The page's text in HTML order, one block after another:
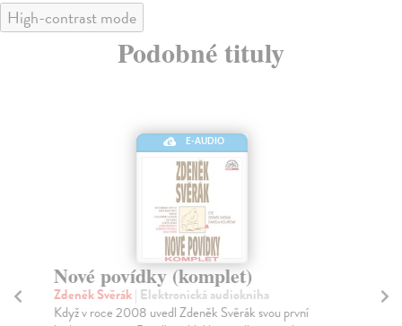
High-contrast mode
Podobné tituly
E-AUDIO
Nové povídky (komplet)
Zdeněk Svěrák| Elektronická audiokniha
Když v roce 2008 uvedl Zdeněk Svěrák svou první